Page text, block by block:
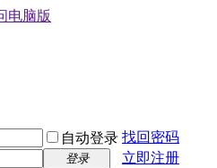
电脑版
自动登录 找回密码
登录
立即注册